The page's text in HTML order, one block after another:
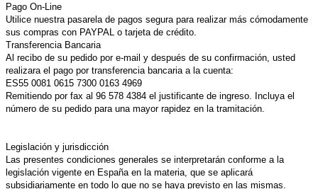
Pago On-Line
Utilice nuestra pasarela de pagos segura para realizar más cómodamente
sus compras con PAYPAL o tarjeta de crédito.
Transferencia Bancaria
Al recibo de su pedido por e-mail y después de su confirmación, usted
realizara el pago por transferencia bancaria a la cuenta:
ES55 0081 0615 7300 0163 4969
Remitiendo por fax al 96 578 4384 el justificante de ingreso. Incluya el
número de su pedido para una mayor rapidez en la tramitación.
Legislación y jurisdicción
Las presentes condiciones generales se interpretarán conforme a la
legislación vigente en España en la materia, que se aplicará
subsidiariamente en todo lo que no se haya previsto en las mismas.